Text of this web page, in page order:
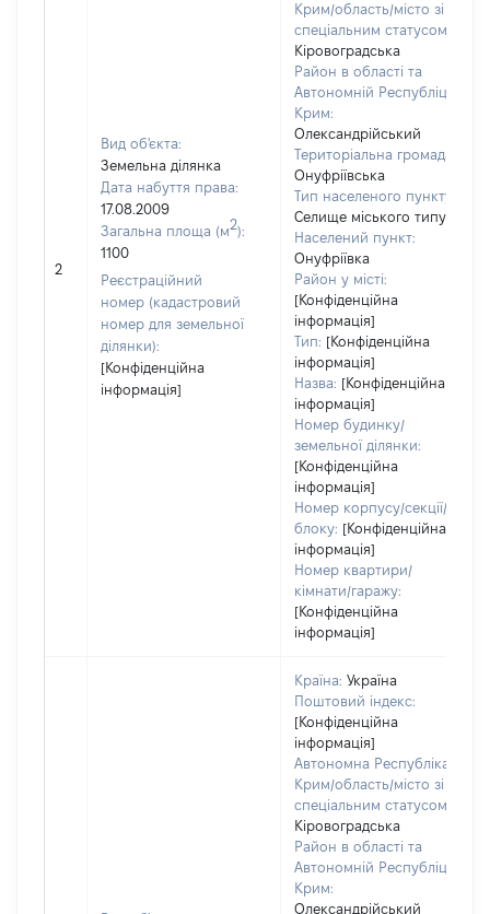
2
Вид об'єкта:
Земельна ділянка
Дата набуття права:
17.08.2009
Загальна площа (м2):
1100
Реєстраційний
номер (кадастровий
номер для земельної
ділянки):
[Конфіденційна
інформація]
Крим/область/місто зі
спеціальним статусом:
Кіровоградська
Район в області та
Автономній Республіці
Крим:
Олександрійський
Територіальна громада:
Онуфріївська
Тип населеного пункту:
Селище міського типу
Населений пункт:
Онуфріївка
Район у місті:
[Конфіденційна
інформація]
Тип: [Конфіденційна
інформація]
Назва: [Конфіденційна
інформація]
Номер будинку/
земельної ділянки:
[Конфіденційна
інформація]
Номер корпусу/секції/
блоку: [Конфіденційна
інформація]
Номер квартири/
кімнати/гаражу:
[Конфіденційна
інформація]
Країна: Україна
Поштовий індекс:
[Конфіденційна
інформація]
Автономна Республіка
Крим/область/місто зі
спеціальним статусом:
Кіровоградська
Район в області та
Автономній Республіці
Крим:
Олександрійський